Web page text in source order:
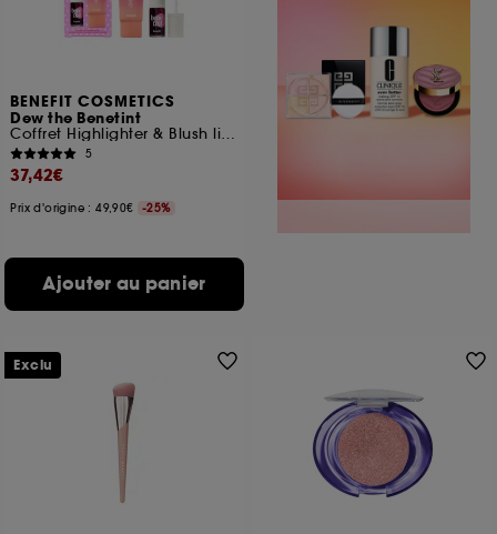
BENEFIT COSMETICS
Dew the Benetint
Coffret Highlighter & Blush liquide joues et lèvres
5
37,42€
Prix d'origine : 49,90€ -25%
Ajouter au panier
Exclu